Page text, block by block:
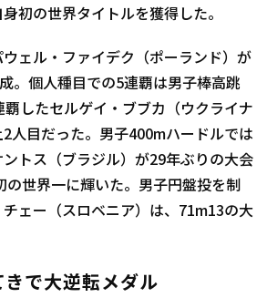
初の世界タイトルを獲得した。
ェル・ファイデク（ポーランド）が
。個人種目での5連覇は男子棒高跳
覇したセルゲイ・ブブカ（ウクライナ
人目だった。男子400mハードルでは
トス（ブラジル）が29年ぶりの大会
の世界一に輝いた。男子円盤投を制
チェー（スロベニア）は、71m13の大
で大逆転メダル